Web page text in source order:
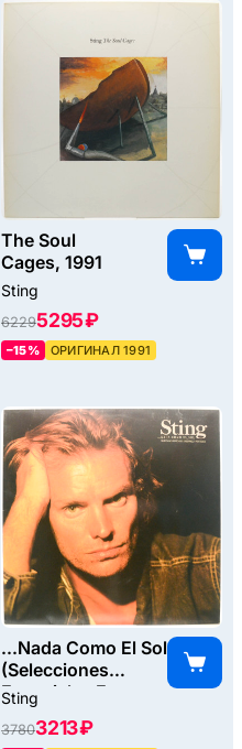
The Soul
Cages, 1991
Sting
62295295 ₽
–15% ОРИГИНАЛ 1991
...Nada Como El Sol
(Selecciones
Especiales En
Espanol Y
Portugues), 1988
Sting
37803213 ₽